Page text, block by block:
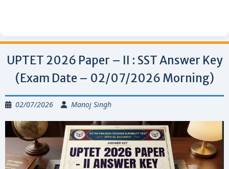
UPTET 2026 Paper – II : SST Answer Key
(Exam Date – 02/07/2026 Morning)
02/07/2026 Manoj Singh